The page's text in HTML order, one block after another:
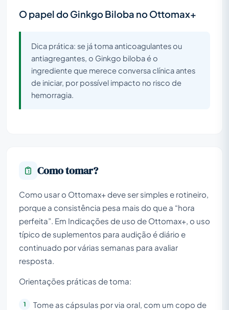
O papel do Ginkgo Biloba no Ottomax+
Dica prática: se já toma anticoagulantes ou
antiagregantes, o Ginkgo biloba é o
ingrediente que merece conversa clínica antes
de iniciar, por possível impacto no risco de
hemorragia.
Como tomar?
Como usar o Ottomax+ deve ser simples e rotineiro,
porque a consistência pesa mais do que a “hora
perfeita”. Em Indicações de uso de Ottomax+, o uso
típico de suplementos para audição é diário e
continuado por várias semanas para avaliar
resposta.
Orientações práticas de toma:
Tome as cápsulas por via oral, com um copo de